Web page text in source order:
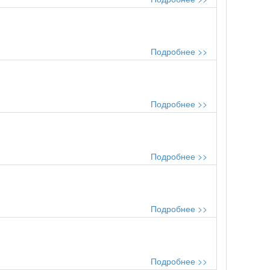
Подробнее >>
Подробнее >>
Подробнее >>
Подробнее >>
Подробнее >>